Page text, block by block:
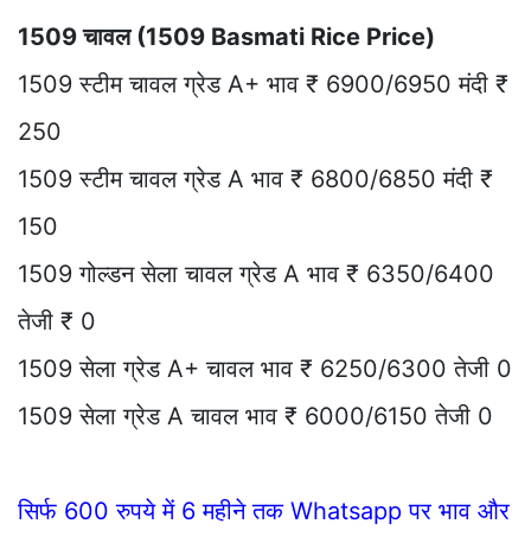
1509 चावल (1509 Basmati Rice Price)
1509 स्टीम चावल ग्रेड A+ भाव ₹ 6900/6950 मंदी ₹
250
1509 स्टीम चावल ग्रेड A भाव ₹ 6800/6850 मंदी ₹
150
1509 गोल्डन सेला चावल ग्रेड A भाव ₹ 6350/6400
तेजी ₹ 0
1509 सेला ग्रेड A+ चावल भाव ₹ 6250/6300 तेजी 0
1509 सेला ग्रेड A चावल भाव ₹ 6000/6150 तेजी 0
सिर्फ 600 रुपये में 6 महीने तक Whatsapp पर भाव और